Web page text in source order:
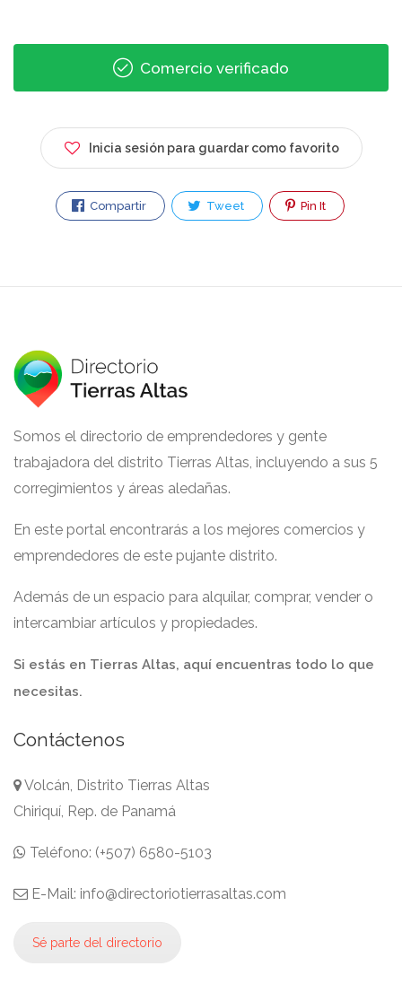
Comercio verificado
Inicia sesión para guardar como favorito
Compartir Tweet Pin It
Somos el directorio de emprendedores y gente
trabajadora del distrito Tierras Altas, incluyendo a sus 5
corregimientos y áreas aledañas.
En este portal encontrarás a los mejores comercios y
emprendedores de este pujante distrito.
Además de un espacio para alquilar, comprar, vender o
intercambiar artículos y propiedades.
Si estás en Tierras Altas, aquí encuentras todo lo que
necesitas.
Contáctenos
Volcán, Distrito Tierras Altas
Chiriquí, Rep. de Panamá
Teléfono: (+507) 6580-5103
E-Mail: info@directoriotierrasaltas.com
Sé parte del directorio